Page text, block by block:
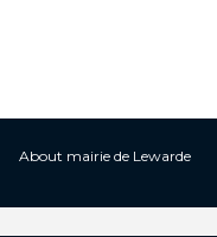
About mairie de Lewarde